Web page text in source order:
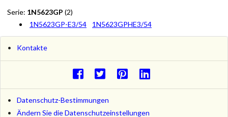
Serie: 1N5623GP (2)
1N5623GP-E3/54
1N5623GPHE3/54
Kontakte
Datenschutz-Bestimmungen
Ändern Sie die Datenschutzeinstellungen